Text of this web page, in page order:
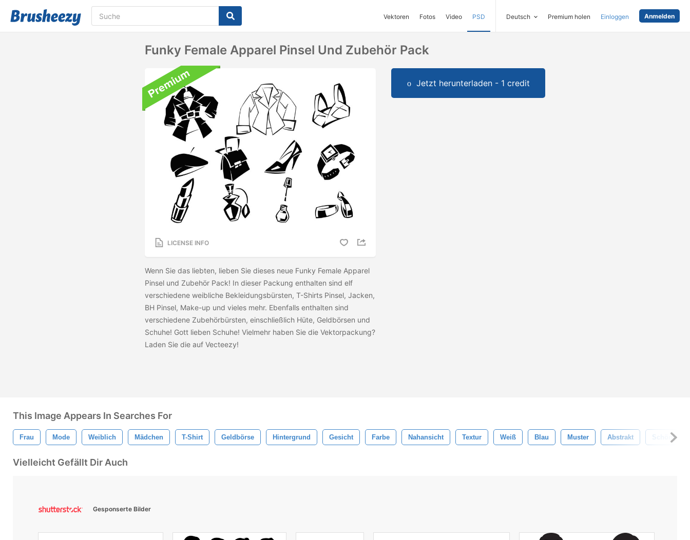
Vektoren Fotos Video PSD Deutsch Premium holen Einloggen Anmelden
Funky Female Apparel Pinsel Und Zubehör Pack
LICENSE INFO
Wenn Sie das liebten, lieben Sie dieses neue Funky Female Apparel
Pinsel und Zubehör Pack! In dieser Packung enthalten sind elf
verschiedene weibliche Bekleidungsbürsten, T-Shirts Pinsel, Jacken,
BH Pinsel, Make-up und vieles mehr. Ebenfalls enthalten sind
verschiedene Zubehörbürsten, einschließlich Hüte, Geldbörsen und
Schuhe! Gott lieben Schuhe! Vielmehr haben Sie die Vektorpackung?
Laden Sie die auf Vecteezy!
Jetzt herunterladen - 1 credit
This Image Appears In Searches For
Frau Mode Weiblich Mädchen T-Shirt Geldbörse Hintergrund Gesicht Farbe Nahansicht Textur Weiß Blau Muster Abstrakt Schönheit
Vielleicht Gefällt Dir Auch
Gesponserte Bilder